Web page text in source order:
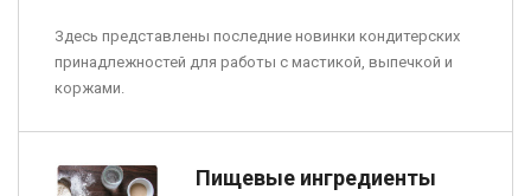
Здесь представлены последние новинки кондитерских
принадлежностей для работы с мастикой, выпечкой и
коржами.
Пищевые ингредиенты